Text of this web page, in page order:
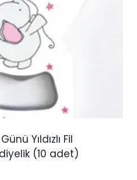
Yıldızlı Fil
(10 adet)